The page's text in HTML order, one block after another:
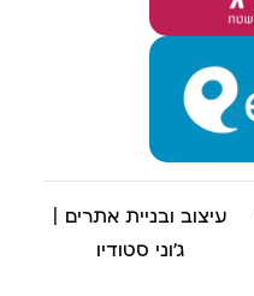
עיצוב ובניית אתרים |
ג'וני סטודיו